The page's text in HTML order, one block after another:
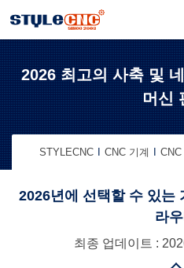
2026 최고의 사축 및
머신
STYLECNC CNC 기계 CNC
2026년에 선택할 수 있는
라
최종 업데이트 :